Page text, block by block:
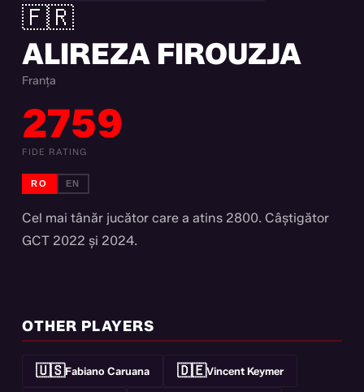
🇫🇷
ALIREZA FIROUZJA
Franța
2759
FIDE RATING
RO EN
Cel mai tânăr jucător care a atins 2800. Câștigător
GCT 2022 și 2024.
OTHER PLAYERS
🇺🇸Fabiano Caruana 🇩🇪Vincent Keymer